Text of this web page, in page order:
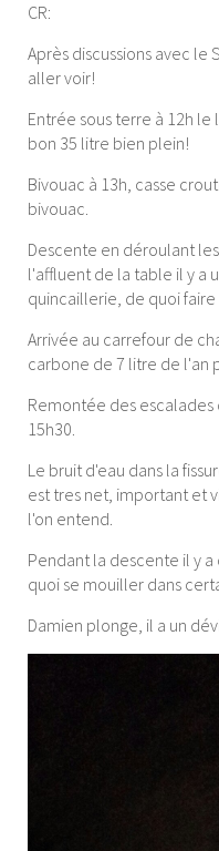
CR:
Après discussions avec le
aller voir!
Entrée sous terre à 12h le
bon 35 litre bien plein!
Bivouac à 13h, casse
bivouac.
Descente en déroulant
l'affluent de la table il y a
quincaillerie, de quoi faire
Arrivée au carrefour de
carbone de 7 litre de l'an
Remontée des escalades
15h30.
Le bruit d'eau dans la
est tres net, important et
l'on entend.
Pendant la descente il y
quoi se mouiller dans
Damien plonge, il a un